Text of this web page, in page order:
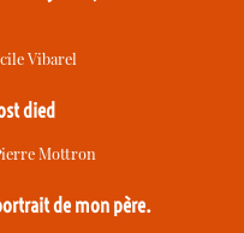
Vibarel
died
Mottron
portrait de mon père.